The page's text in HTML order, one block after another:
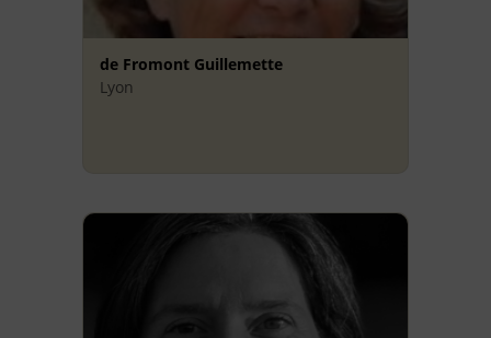
de Fromont Guillemette
Lyon